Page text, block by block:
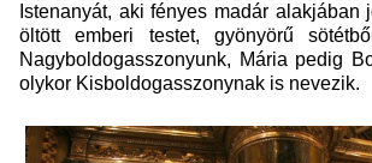
Istenanyát, aki fényes madár alakjában
öltött emberi testet, gyönyörű
Nagyboldogasszonyunk, Mária pedig
olykor Kisboldogasszonynak is nevezik.